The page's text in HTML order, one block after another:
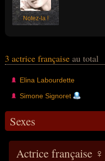
Notez-la !
3 actrice française au total
Elina Labourdette
Simone Signoret
Sexes
Actrice française ♀